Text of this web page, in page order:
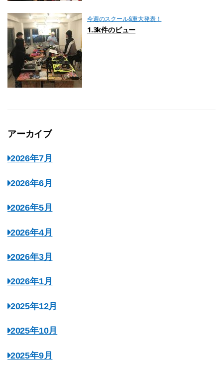
今週のスクール&重大発表！
1.3k件のビュー
アーカイブ
2026年7月
2026年6月
2026年5月
2026年4月
2026年3月
2026年1月
2025年12月
2025年10月
2025年9月